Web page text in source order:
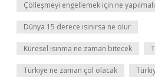
Çölleşmeyi engellemek için ne yapılmalı
Dünya 15 derece ısınırsa ne olur
Küresel ısınma ne zaman bitecek
Türkiye ne zaman çöl olacak